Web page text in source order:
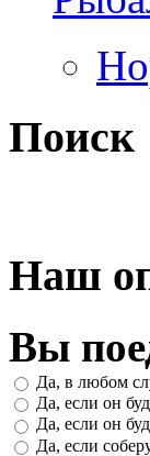
Поиск
Наш
Вы
Да, в любом
Да, если он
Да, если он
Да, если